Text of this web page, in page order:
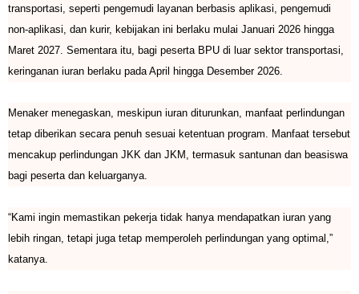
transportasi, seperti pengemudi layanan berbasis aplikasi, pengemudi
non-aplikasi, dan kurir, kebijakan ini berlaku mulai Januari 2026 hingga
Maret 2027. Sementara itu, bagi peserta BPU di luar sektor transportasi,
keringanan iuran berlaku pada April hingga Desember 2026.
Menaker menegaskan, meskipun iuran diturunkan, manfaat perlindungan
tetap diberikan secara penuh sesuai ketentuan program. Manfaat tersebut
mencakup perlindungan JKK dan JKM, termasuk santunan dan beasiswa
bagi peserta dan keluarganya.
“Kami ingin memastikan pekerja tidak hanya mendapatkan iuran yang
lebih ringan, tetapi juga tetap memperoleh perlindungan yang optimal,”
katanya.